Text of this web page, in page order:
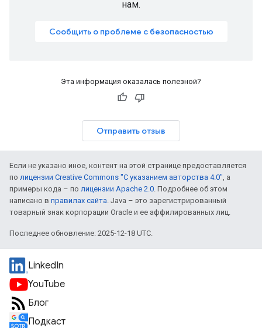
нам.
Сообщить о проблеме с безопасностью
Эта информация оказалась полезной?
Отправить отзыв
Если не указано иное, контент на этой странице предоставляется
по лицензии Creative Commons "С указанием авторства 4.0", а
примеры кода – по лицензии Apache 2.0. Подробнее об этом
написано в правилах сайта. Java – это зарегистрированный
товарный знак корпорации Oracle и ее аффилированных лиц.
Последнее обновление: 2025-12-18 UTC.
LinkedIn
YouTube
Блог
Подкаст